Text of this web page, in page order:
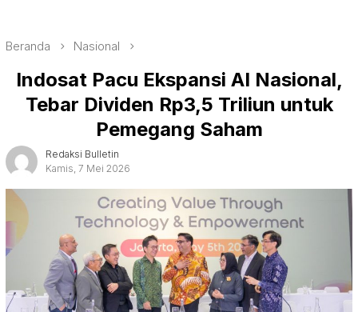
Beranda Nasional
Indosat Pacu Ekspansi AI Nasional,
Tebar Dividen Rp3,5 Triliun untuk
Pemegang Saham
Redaksi Bulletin
Kamis, 7 Mei 2026